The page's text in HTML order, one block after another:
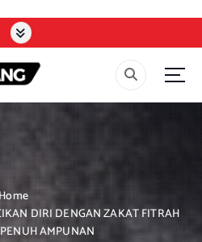
DIRI DENGAN ZAKAT FITRAH
AMPUNAN